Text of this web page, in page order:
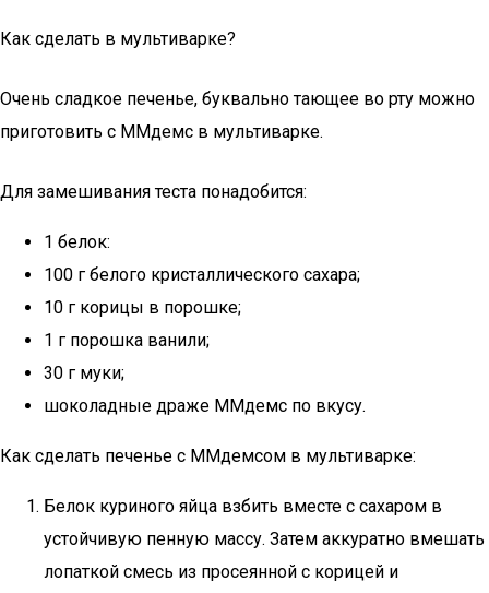
Как сделать в мультиварке?
Очень сладкое печенье, буквально тающее во рту можно
приготовить с ММдемс в мультиварке.
Для замешивания теста понадобится:
1 белок:
100 г белого кристаллического сахара;
10 г корицы в порошке;
1 г порошка ванили;
30 г муки;
шоколадные драже ММдемс по вкусу.
Как сделать печенье с ММдемсом в мультиварке:
Белок куриного яйца взбить вместе с сахаром в
устойчивую пенную массу. Затем аккуратно вмешать
лопаткой смесь из просеянной с корицей и